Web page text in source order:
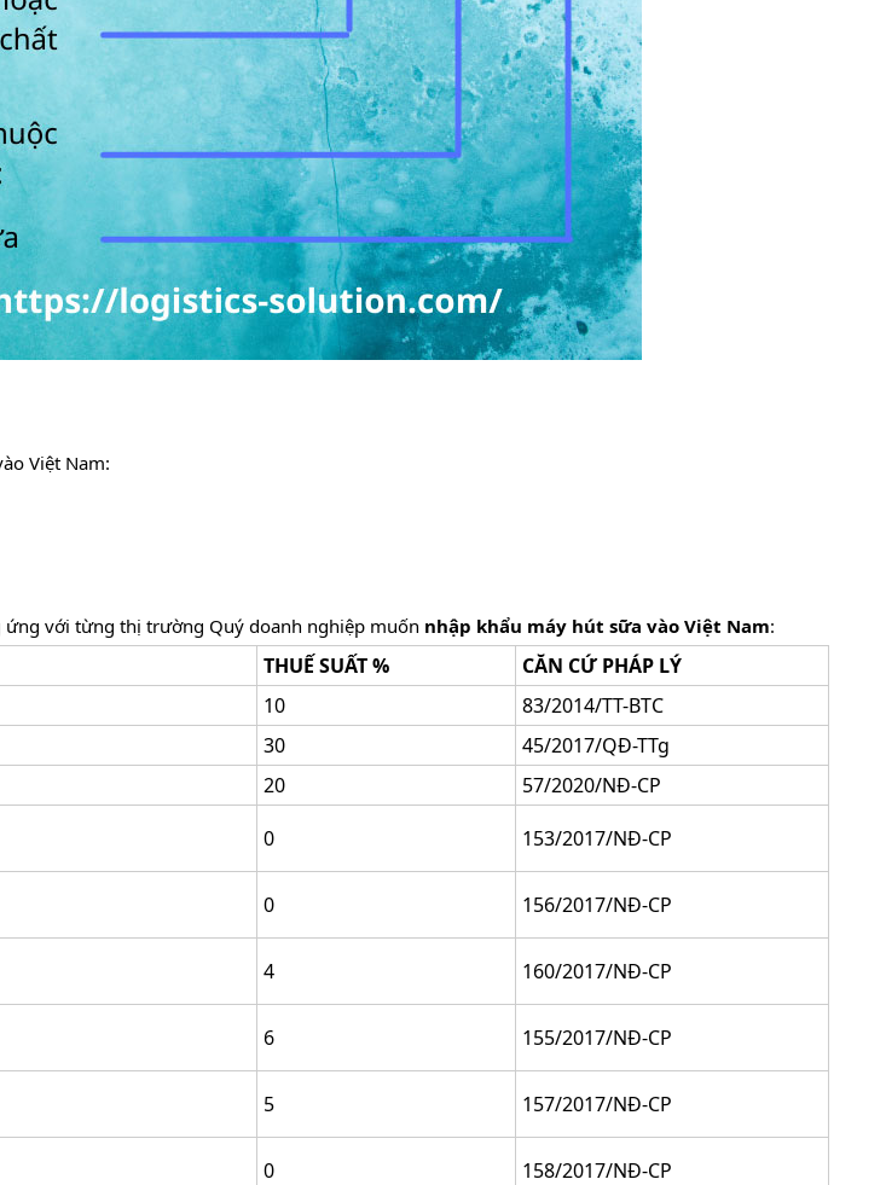
Việt Nam:
ứng với từng thị trường Quý doanh nghiệp muốn nhập khẩu máy hút sữa vào Việt Nam:
THUẾ SUẤT %
CĂN CỨ PHÁP LÝ
10
83/2014/TT-BTC
30
45/2017/QĐ-TTg
20
57/2020/NĐ-CP
0
153/2017/NĐ-CP
0
156/2017/NĐ-CP
4
160/2017/NĐ-CP
6
155/2017/NĐ-CP
5
157/2017/NĐ-CP
0 158/2017/NĐ-CP